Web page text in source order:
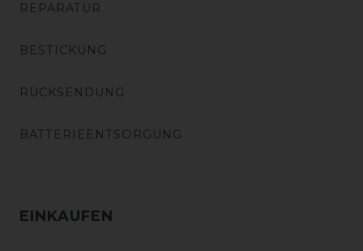
REPARATUR
BESTICKUNG
RÜCKSENDUNG
BATTERIEENTSORGUNG
EINKAUFEN